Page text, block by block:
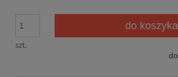
szt.
do koszyka